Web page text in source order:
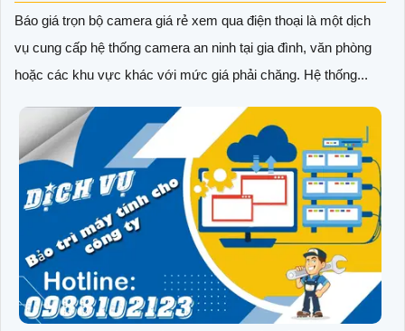
Báo giá trọn bộ camera giá rẻ xem qua điện thoại là một dịch
vụ cung cấp hệ thống camera an ninh tại gia đình, văn phòng
hoặc các khu vực khác với mức giá phải chăng. Hệ thống...